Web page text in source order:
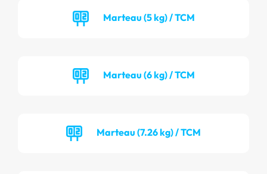
Marteau (5 kg) / TCM
Marteau (6 kg) / TCM
Marteau (7.26 kg) / TCM